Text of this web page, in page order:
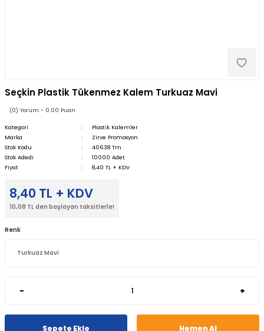
Seçkin Plastik Tükenmez Kalem Turkuaz Mavi
(0) Yorum - 0.00 Puan
Kategori
Plastik Kalemler
Marka
Zirve Promosyon
Stok Kodu
40638 Tm
Stok Adedi
10000 Adet
Fiyat
8,40 TL + KDV
8,40 TL + KDV
10,08 TL den başlayan taksitlerle!
Renk
- +
Sepete Ekle Hemen Al